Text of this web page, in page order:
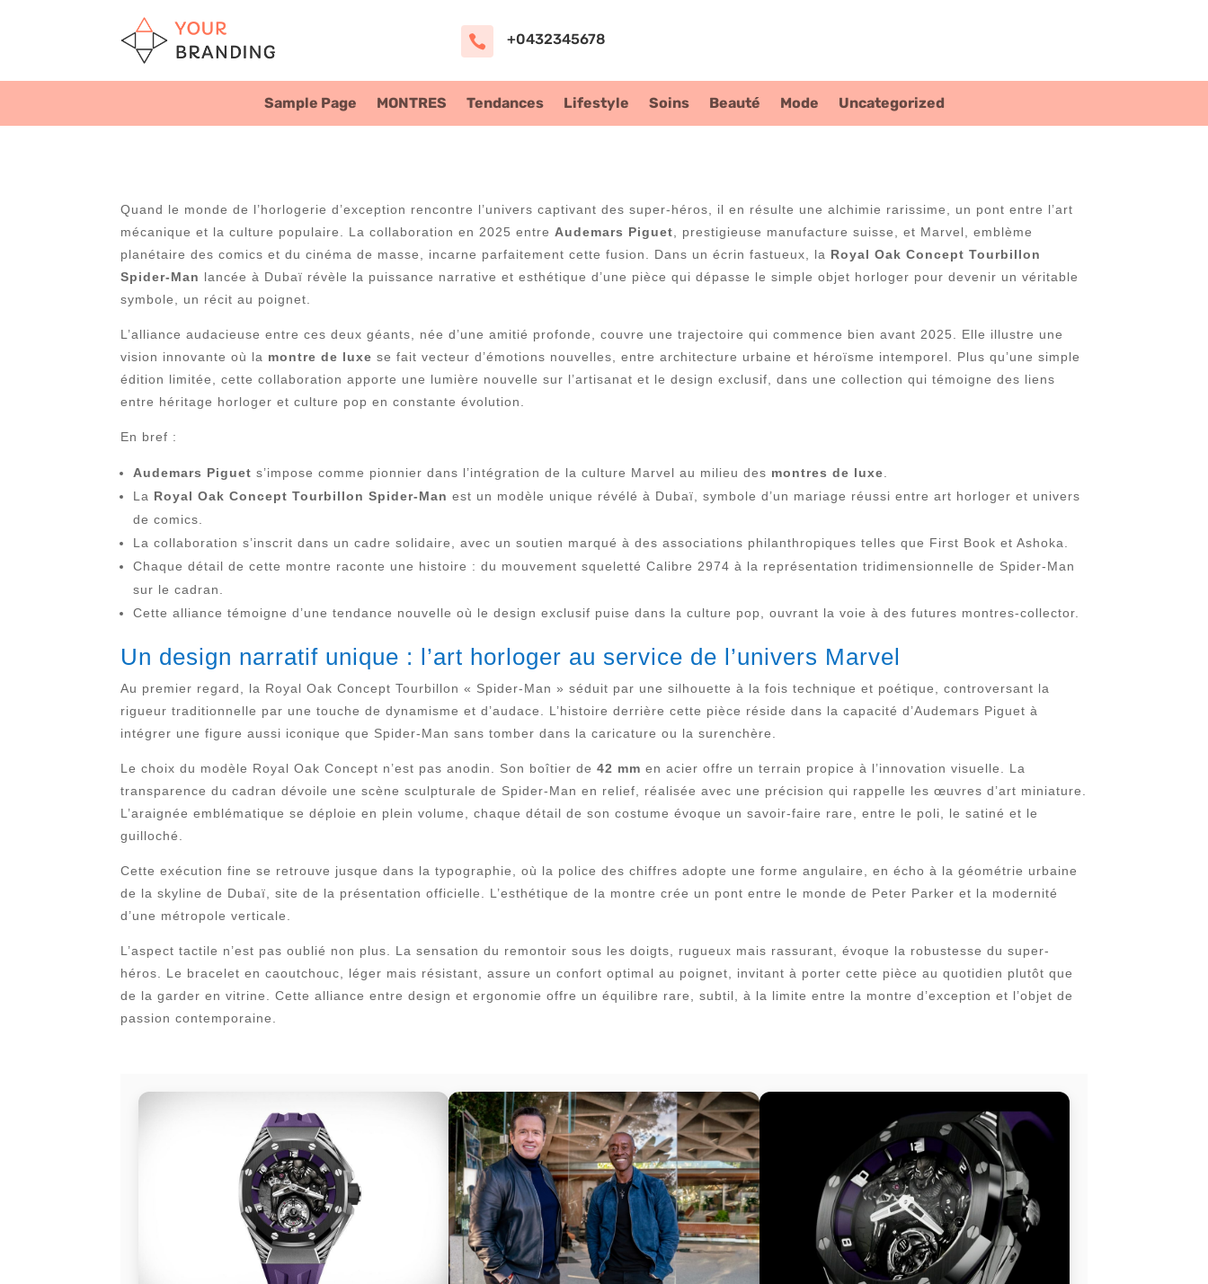
 +0432345678
Sample Page MONTRES Tendances Lifestyle Soins Beauté Mode Uncategorized
Quand le monde de l’horlogerie d’exception rencontre l’univers captivant des super-héros, il en résulte une alchimie rarissime, un pont entre l’art
mécanique et la culture populaire. La collaboration en 2025 entre Audemars Piguet , prestigieuse manufacture suisse, et Marvel, emblème
planétaire des comics et du cinéma de masse, incarne parfaitement cette fusion. Dans un écrin fastueux, la Royal Oak Concept Tourbillon
Spider-Man lancée à Dubaï révèle la puissance narrative et esthétique d’une pièce qui dépasse le simple objet horloger pour devenir un véritable
symbole, un récit au poignet.
L’alliance audacieuse entre ces deux géants, née d’une amitié profonde, couvre une trajectoire qui commence bien avant 2025. Elle illustre une
vision innovante où la montre de luxe se fait vecteur d’émotions nouvelles, entre architecture urbaine et héroïsme intemporel. Plus qu’une simple
édition limitée, cette collaboration apporte une lumière nouvelle sur l’artisanat et le design exclusif, dans une collection qui témoigne des liens
entre héritage horloger et culture pop en constante évolution.
En bref :
Audemars Piguet s’impose comme pionnier dans l’intégration de la culture Marvel au milieu des montres de luxe
La Royal Oak Concept Tourbillon Spider-Man est un modèle unique révélé à Dubaï, symbole d’un mariage réussi entre art horloger et univers
de comics.
La collaboration s’inscrit dans un cadre solidaire, avec un soutien marqué à des associations philanthropiques telles que First Book et Ashoka.
Chaque détail de cette montre raconte une histoire : du mouvement squeletté Calibre 2974 à la représentation tridimensionnelle de Spider-Man
sur le cadran.
Cette alliance témoigne d’une tendance nouvelle où le design exclusif puise dans la culture pop, ouvrant la voie à des futures montres-collector.
Un design narratif unique : l’art horloger au service de l’univers Marvel
Au premier regard, la Royal Oak Concept Tourbillon « Spider-Man » séduit par une silhouette à la fois technique et poétique, controversant la
rigueur traditionnelle par une touche de dynamisme et d’audace. L’histoire derrière cette pièce réside dans la capacité d’Audemars Piguet à
intégrer une figure aussi iconique que Spider-Man sans tomber dans la caricature ou la surenchère.
Le choix du modèle Royal Oak Concept n’est pas anodin. Son boîtier de42 mm en acier offre un terrain propice à l’innovation visuelle. La
transparence du cadran dévoile une scène sculpturale de Spider-Man en relief, réalisée avec une précision qui rappelle les œuvres d’art miniature.
L’araignée emblématique se déploie en plein volume, chaque détail de son costume évoque un savoir-faire rare, entre le poli, le satiné et le
guilloché.
Cette exécution fine se retrouve jusque dans la typographie, où la police des chiffres adopte une forme angulaire, en écho à la géométrie urbaine
de la skyline de Dubaï, site de la présentation officielle. L’esthétique de la montre crée un pont entre le monde de Peter Parker et la modernité
d’une métropole verticale.
L’aspect tactile n’est pas oublié non plus. La sensation du remontoir sous les doigts, rugueux mais rassurant, évoque la robustesse du super-
héros. Le bracelet en caoutchouc, léger mais résistant, assure un confort optimal au poignet, invitant à porter cette pièce au quotidien plutôt que
de la garder en vitrine. Cette alliance entre design et ergonomie offre un équilibre rare, subtil, à la limite entre la montre d’exception et l’objet de
passion contemporaine.